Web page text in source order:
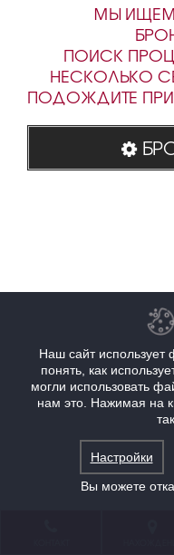
МЫ
ПОИСК
НЕСКОЛЬКО
ПОДОЖДИТЕ ПРИ
Наш сайт
понять, как
могли использовать
нам это. Нажимая на
Настройки
Вы можете